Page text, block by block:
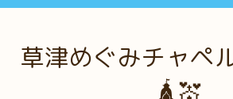
草津めぐみチャペ